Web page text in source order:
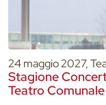
24 maggio 2027,
Stagione
Teatro Comunale